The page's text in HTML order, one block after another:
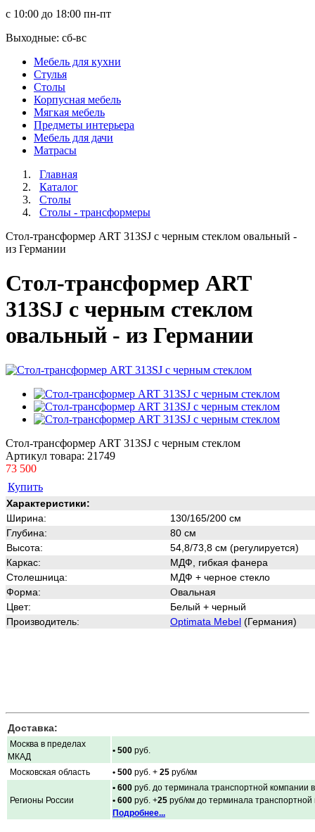
с 10:00 до 18:00 пн-пт
Выходные: сб-вc
Мебель для кухни
Стулья
Столы
Корпусная мебель
Мягкая мебель
Предметы интерьера
Мебель для дачи
Матраcы
Главная
Каталог
Столы
Столы - трансформеры
Стол-трансформер ART 313SJ с черным стеклом овальный -
из Германии
Стол-трансформер ART
313SJ с черным стеклом
овальный - из Германии
Стол-трансформер ART 313SJ с черным стеклом
Артикул товара: 21749
73 500
Купить
Характеристики:
Ширина:
130/165/200 см
Глубина:
80 см
Высота:
54,8/73,8 см (регулируется)
Каркас:
МДФ, гибкая фанера
Столешница:
МДФ + черное стекло
Форма:
Овальная
Цвет:
Белый + черный
Производитель:
Optimata Mebel (Германия)
Доставка:
Москва в пределах
МКАД
• 500 руб.
Московская область • 500 руб. + 25 руб/км
Регионы России
• 600 руб. до терминала транспортной компании
• 600 руб. +25 руб/км до терминала
Подробнее...